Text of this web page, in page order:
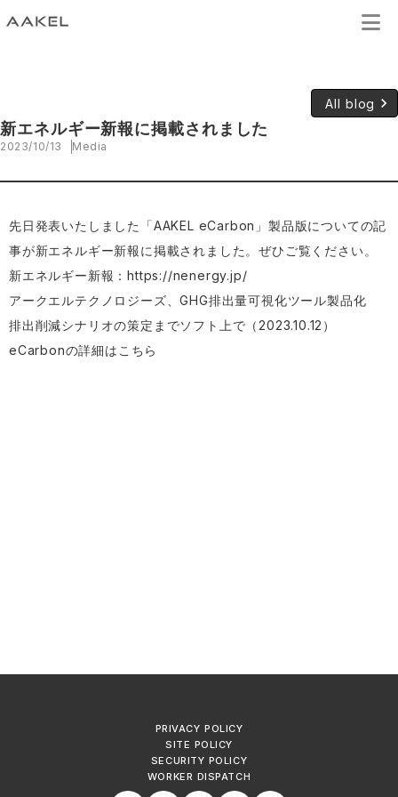
All blog keyboard_arrow_right
新エネルギー新報に掲載されました
2023/10/13 Media
先日発表いたしました「AAKEL eCarbon」製品版についての記
事が新エネルギー新報に掲載されました。ぜひご覧ください。
新エネルギー新報：https://nenergy.jp/
アークエルテクノロジーズ、GHG排出量可視化ツール製品化
排出削減シナリオの策定までソフト上で（2023.10.12）
eCarbonの詳細は こちら
PRIVACY POLICY
SITE POLICY
SECURITY POLICY
WORKER DISPATCH